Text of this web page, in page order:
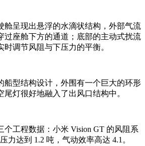
舱呈现出悬浮的水滴状结构，外部气流
过座舱下方的通道；底部的主动式扰流
调节风阻与下压力的平衡。
船型结构设计，外围有一个巨大的环形
灯很好地融入了出风口结构中。
个工程数据：小米 Vision GT 的风阻系
力达到 1.2 吨，气动效率高达 4.1。